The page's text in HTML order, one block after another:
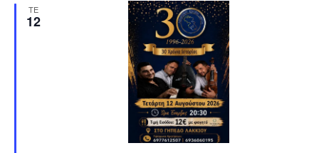
ΤΕ
12